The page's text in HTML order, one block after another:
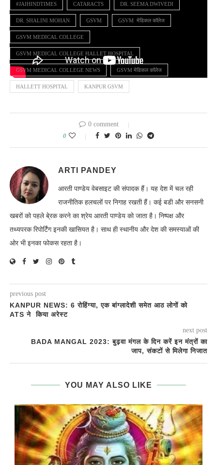
#JAIHINDTIMES CATARACTS DR. SEEMA DWIVEDI
DR. SHALINI MOHAN GSVM GSVM मेडिकल कॉलेज
GSVM MEDICAL COLLEGE
GSVM MEDICAL COLLEGE HALLET HOSPITAL
GSVM MEDICAL COLLEGE NEWS GSVM मेडिकल कॉलेज
HALLETT HOSPITAL KANPUR GSVM
0 comment
0
ARTI PANDEY
आरती पाण्डेय वेबसाइट की संपादक हैं। यह देश में चल रही
राजनीतिक हलचलों पर निगाह रखती हैं। कई बडी और सनसनी
खबरों को पहले बे्रक करने का श्रेय आरती पाण्डेय को जाता है। निष्पक्ष और
तथ्यपरक रिपोर्टिंग इनकी खासियत है। साथ ही स्थानीय और देश की समस्याओं की
ओर भी इनका फोकस रहता है।
previous post
KANPUR NEWS: 6 रोहिंग्या, एक बांग्लादेशी समेत आठ लोगों को
ATS ने किया अरेस्ट
next post
BADA MANGAL 2023: बुढ़वा मंगल के दिन करें इन मंत्रों का
जाप, संकटों से मिलेगा निजात
YOU MAY ALSO LIKE